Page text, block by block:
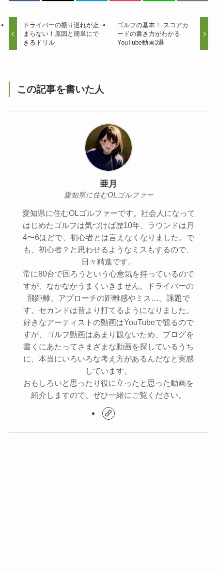
ドライバーの振り遅れが止
まらない！原因と簡単にで
きるドリル
ゴルフの基本！ スコアカ
ードの書き方がわかる
YouTube動画3選
この記事を書いた人
亜月
愛知県に住むOLゴルファー
愛知県に住むOLゴルファーです。社会人になって
はじめたゴルフは気づけば歴10年、ラウンドは月
4〜6ほどで、初心者とは言えなくなりました。で
も、初心者？と思わせるようなミスもするので、
日々精進です。
常に80台で回ろうという心意気を持っているので
すが、なかなかうまくいきません。ドライバーの
飛距離、アプローチの距離感やミス…。課題で
す。セカンドは昔より打てるようになりました。
好きなアーティストの動画はYouTubeで観るので
すが、ゴルフ動画はあまり観ないため、ブログを
書くにあたってさまざまな動画を探しているうち
に、本当にいろいろな考え方があるんだなと実感
しています。
おもしろいと思ったり役に立ったと思った動画を
紹介しますので、ぜひ一緒にご覧ください。